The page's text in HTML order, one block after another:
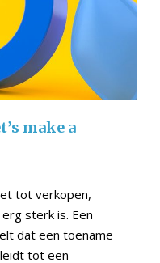
make a
tot verkopen,
sterk is. Een
dat een toename
tot een